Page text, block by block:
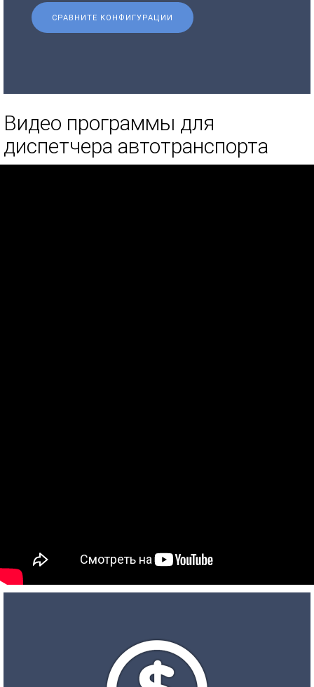
СРАВНИТЕ КОНФИГУРАЦИИ
Видео программы для
диспетчера автотранспорта